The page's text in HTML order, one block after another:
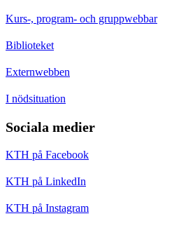
Kurs-, program- och gruppwebbar
Biblioteket
Externwebben
I nödsituation
Sociala medier
KTH på Facebook
KTH på LinkedIn
KTH på Instagram